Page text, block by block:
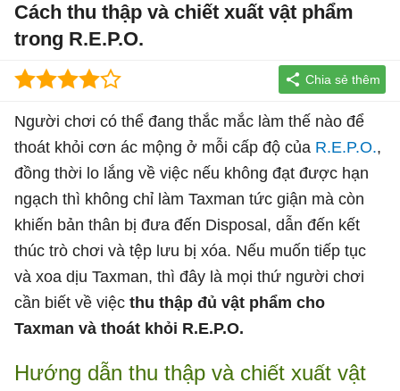
Cách thu thập và chiết xuất vật phẩm
trong R.E.P.O.
Người chơi có thể đang thắc mắc làm thế nào để
thoát khỏi cơn ác mộng ở mỗi cấp độ của R.E.P.O.,
đồng thời lo lắng về việc nếu không đạt được hạn
ngạch thì không chỉ làm Taxman tức giận mà còn
khiến bản thân bị đưa đến Disposal, dẫn đến kết
thúc trò chơi và tệp lưu bị xóa. Nếu muốn tiếp tục
và xoa dịu Taxman, thì đây là mọi thứ người chơi
cần biết về việc thu thập đủ vật phẩm cho
Taxman và thoát khỏi R.E.P.O.
Hướng dẫn thu thập và chiết xuất vật